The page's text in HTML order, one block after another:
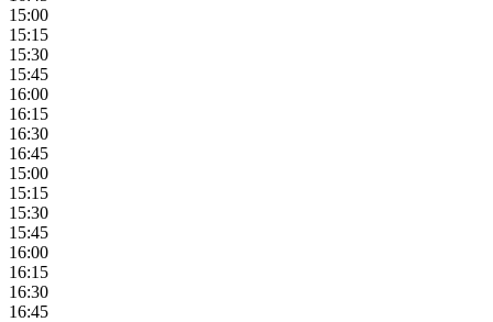
15:00
15:15
15:30
15:45
16:00
16:15
16:30
16:45
15:00
15:15
15:30
15:45
16:00
16:15
16:30
16:45